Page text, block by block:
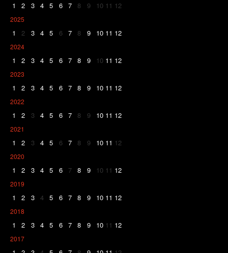
1 2 3 4 5 6 7 8 9 10 11 12
2025
1 2 3 4 5 6 7 8 9 10 11 12
2024
1 2 3 4 5 6 7 8 9 10 11 12
2023
1 2 3 4 5 6 7 8 9 10 11 12
2022
1 2 3 4 5 6 7 8 9 10 11 12
2021
1 2 3 4 5 6 7 8 9 10 11 12
2020
1 2 3 4 5 6 7 8 9 10 11 12
2019
1 2 3 4 5 6 7 8 9 10 11 12
2018
1 2 3 4 5 6 7 8 9 10 11 12
2017